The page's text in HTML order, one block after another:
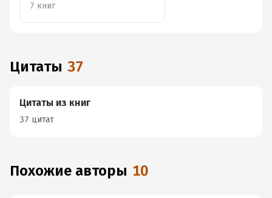
7 книг
Цитаты 37
Цитаты из книг
37 цитат
Похожие авторы 10